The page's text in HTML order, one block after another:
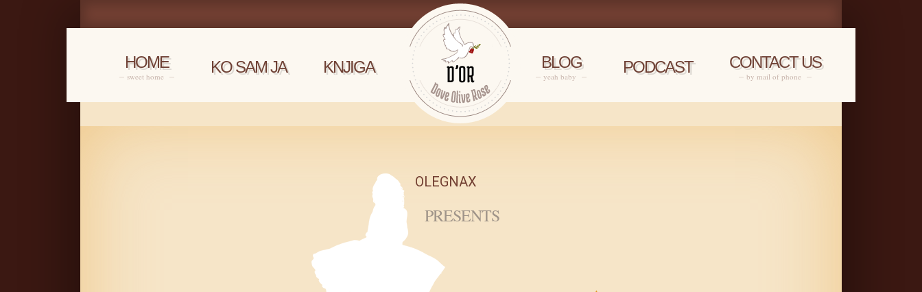
HOME
sweet home
KO SAM JA KNJIGA BLOG
yeah baby
PODCAST CONTACT US
by mail of phone
OLEGNAX
PRESENTS